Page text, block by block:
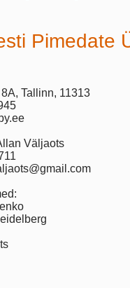
Pimedate
Tallinn, 11313
Väljaots